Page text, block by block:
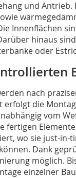
und Antrieb.
Innenflächen
hinaus
oder
nach
erfolgt die
vom
fertigen
wo sie just-in-
Dank
möglich.
einzelner